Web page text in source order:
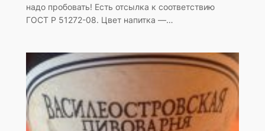
надо пробовать! Есть отсылка к соответствию
ГОСТ Р 51272-08. Цвет напитка —…